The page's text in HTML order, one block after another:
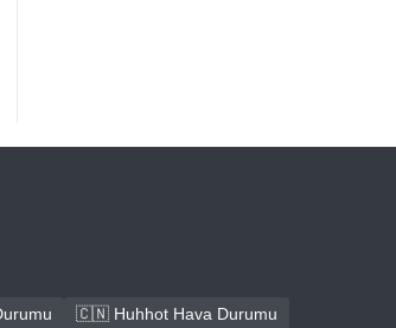
🇨🇳 Huhhot Hava Durumu